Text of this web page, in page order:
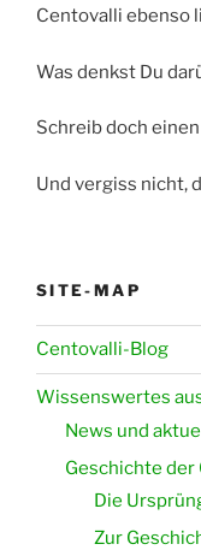
Centovalli ebenso
Was denkst Du
Schreib doch
Und vergiss nicht,
SITE-MAP
Centovalli-Blog
Wissenswertes
News und
Geschichte der
Die
Zur